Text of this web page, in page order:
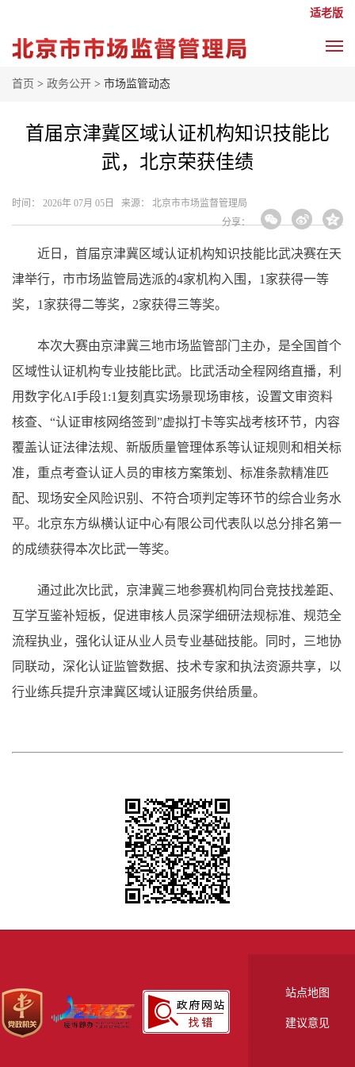
适老版
首页 > 政务公开 > 市场监管动态
首届京津冀区域认证机构知识技能比
武，北京荣获佳绩
时间： 2026年 07月 05日 来源： 北京市市场监督管理局
分享：
近日，首届京津冀区域认证机构知识技能比武决赛在天
津举行，市市场监管局选派的4家机构入围，1家获得一等
奖，1家获得二等奖，2家获得三等奖。
本次大赛由京津冀三地市场监管部门主办，是全国首个
区域性认证机构专业技能比武。比武活动全程网络直播，利
用数字化AI手段1:1复刻真实场景现场审核，设置文审资料
核查、“认证审核网络签到”虚拟打卡等实战考核环节，内容
覆盖认证法律法规、新版质量管理体系等认证规则和相关标
准，重点考查认证人员的审核方案策划、标准条款精准匹
配、现场安全风险识别、不符合项判定等环节的综合业务水
平。北京东方纵横认证中心有限公司代表队以总分排名第一
的成绩获得本次比武一等奖。
通过此次比武，京津冀三地参赛机构同台竞技找差距、
互学互鉴补短板，促进审核人员深学细研法规标准、规范全
流程执业，强化认证从业人员专业基础技能。同时，三地协
同联动，深化认证监管数据、技术专家和执法资源共享，以
行业练兵提升京津冀区域认证服务供给质量。
站点地图
建议意见